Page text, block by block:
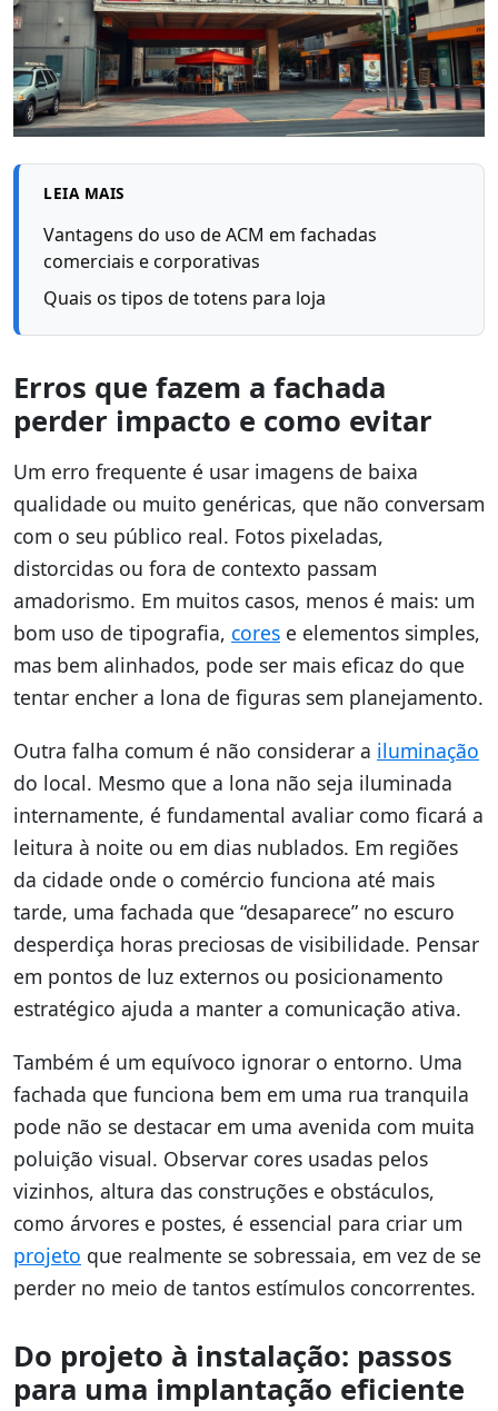
LEIA MAIS
Vantagens do uso de ACM em fachadas
comerciais e corporativas
Quais os tipos de totens para loja
Erros que fazem a fachada
perder impacto e como evitar
Um erro frequente é usar imagens de baixa
qualidade ou muito genéricas, que não conversam
com o seu público real. Fotos pixeladas,
distorcidas ou fora de contexto passam
amadorismo. Em muitos casos, menos é mais: um
bom uso de tipografia, cores e elementos simples,
mas bem alinhados, pode ser mais eficaz do que
tentar encher a lona de figuras sem planejamento.
Outra falha comum é não considerar a iluminação
do local. Mesmo que a lona não seja iluminada
internamente, é fundamental avaliar como ficará a
leitura à noite ou em dias nublados. Em regiões
da cidade onde o comércio funciona até mais
tarde, uma fachada que “desaparece” no escuro
desperdiça horas preciosas de visibilidade. Pensar
em pontos de luz externos ou posicionamento
estratégico ajuda a manter a comunicação ativa.
Também é um equívoco ignorar o entorno. Uma
fachada que funciona bem em uma rua tranquila
pode não se destacar em uma avenida com muita
poluição visual. Observar cores usadas pelos
vizinhos, altura das construções e obstáculos,
como árvores e postes, é essencial para criar um
projeto que realmente se sobressaia, em vez de se
perder no meio de tantos estímulos concorrentes.
Do projeto à instalação: passos
para uma implantação eficiente